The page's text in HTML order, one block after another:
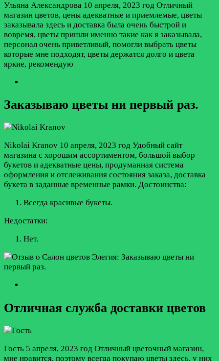
Ульяна Александрова 10 апреля, 2023 год Отличный
магазин цветов, цены адекватные и приемлемые, цветы
заказывала здесь и доставка была очень быстрой и
вовремя, цветы пришли именно такие как я заказывала,
персонал очень приветливый, помогли выбрать цветы
которые мне подходят, цветы держатся долго и цвета
яркие, рекомендую
Заказываю цветы ни первый раз.
Nikolai Kranov 10 апреля, 2023 год Удобный сайт
магазина с хорошим ассортиментом, большой выбор
букетов и адекватные цены, продуманная система
оформления и отслеживания состояния заказа, доставка
букета в заданные временные рамки. Достоинства:
Всегда красивые букеты.
Недостатки:
Нет.
Отличная служба доставки цветов
Гость 5 апреля, 2023 год Отличный цветочный магазин,
мне нравится, поэтому всегда покупаю цветы здесь, у них